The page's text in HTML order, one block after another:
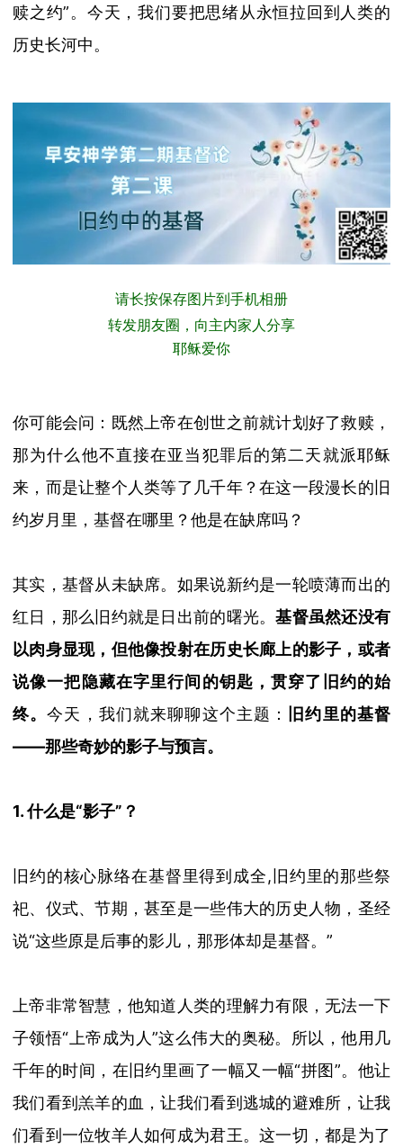
赎之约”。今天，我们要把思绪从永恒拉回到人类的
历史长河中。
请长按保存图片到手机相册
转发朋友圈，向主内家人分享
耶稣爱你
你可能会问：既然上帝在创世之前就计划好了救赎，
那为什么他不直接在亚当犯罪后的第二天就派耶稣
来，而是让整个人类等了几千年？在这一段漫长的旧
约岁月里，基督在哪里？他是在缺席吗？
其实，基督从未缺席。如果说新约是一轮喷薄而出的
红日，那么旧约就是日出前的曙光。基督虽然还没有
以肉身显现，但他像投射在历史长廊上的影子，或者
说像一把隐藏在字里行间的钥匙，贯穿了旧约的始
终。今天，我们就来聊聊这个主题：
旧约里的基督
——那些奇妙的影子与预言。
1. 什么是“影子”？
旧约的核心脉络在基督里得到成全,旧约里的那些祭
祀、仪式、节期，甚至是一些伟大的历史人物， 圣经
说“这些原是后事的影儿，那形体却是基督。”
上帝非常智慧，他知道人类的理解力有限，无法一下
子领悟“ 上帝成为 人”这么伟大的奥秘。所以，他用几
千年的时间，在旧约里画了一幅又一幅“拼图”。他让
我们看到羔羊的血，让我们看到逃城的避难所，让我
们看到一位牧羊人如何成为君王。这一切，都是为了